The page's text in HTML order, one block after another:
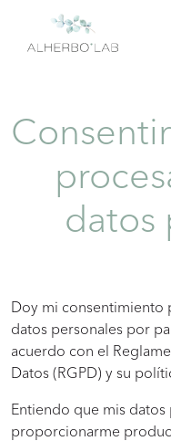
datos
Doy mi consentimiento
datos personales por
acuerdo con el
Datos (RGPD) y su
Entiendo que mis datos
proporcionarme